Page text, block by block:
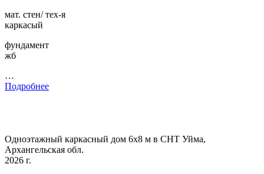
мат. стен/ тех-я
каркасый
фундамент
жб
…
Подробнее
Одноэтажный каркасный дом 6х8 м в СНТ Уйма,
Архангельская обл.
2026 г.